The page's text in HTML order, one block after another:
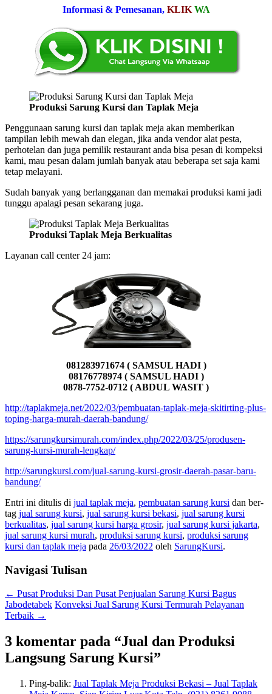
Informasi & Pemesanan, KLIK WA
Produksi Sarung Kursi dan Taplak Meja
Penggunaan sarung kursi dan taplak meja akan memberikan
tampilan lebih mewah dan elegan, jika anda vendor alat pesta,
perhotelan dan juga pemilik restaurant anda bisa pesan di kompeksi
kami, mau pesan dalam jumlah banyak atau beberapa set saja kami
tetap melayani.
Sudah banyak yang berlangganan dan memakai produksi kami jadi
tunggu apalagi pesan sekarang juga.
Produksi Taplak Meja Berkualitas
Layanan call center 24 jam:
081283971674 ( SAMSUL HADI )
08176778974 ( SAMSUL HADI )
0878-7752-0712 ( ABDUL WASIT )
http://taplakmeja.net/2022/03/pembuatan-taplak-meja-skitirting-plus-
toping-harga-murah-daerah-bandung/
https://sarungkursimurah.com/index.php/2022/03/25/produsen-
sarung-kursi-murah-lengkap/
http://sarungkursi.com/jual-sarung-kursi-grosir-daerah-pasar-baru-
bandung/
Entri ini ditulis di jual taplak meja, pembuatan sarung kursi dan ber-
tag jual sarung kursi, jual sarung kursi bekasi, jual sarung kursi
berkualitas, jual sarung kursi harga grosir, jual sarung kursi jakarta,
jual sarung kursi murah, produksi sarung kursi, produksi sarung
kursi dan taplak meja pada 26/03/2022 oleh SarungKursi.
Navigasi Tulisan
← Pusat Produksi Dan Pusat Penjualan Sarung Kursi Bagus
Jabodetabek Konveksi Jual Sarung Kursi Termurah Pelayanan
Terbaik →
3 komentar pada “Jual dan Produksi
Langsung Sarung Kursi”
Ping-balik: Jual Taplak Meja Produksi Bekasi – Jual Taplak